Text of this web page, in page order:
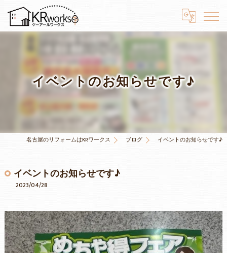
イベントのお知らせです♪
名古屋のリフォームはKRワークス ブログ イベントのお知らせです♪
イベントのお知らせです♪
2023/04/28